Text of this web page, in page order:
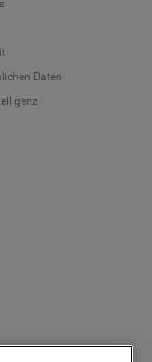
Daten
Deutsch
English